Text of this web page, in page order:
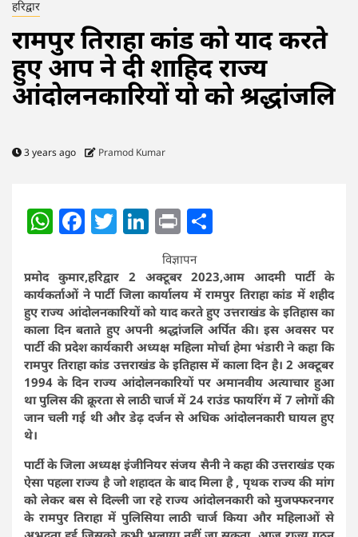
हरिद्वार
रामपुर तिराहा कांड को याद करते
हुए आप ने दी शाहिद राज्य
आंदोलनकारियों यो को श्रद्धांजलि
3 years ago Pramod Kumar
WhatsApp
Facebook
Twitter
LinkedIn
Print
विज्ञापन
प्रमोद कुमार,हरिद्वार 2 अक्टूबर 2023,आम आदमी पार्टी के
कार्यकर्ताओं ने पार्टी जिला कार्यालय में रामपुर तिराहा कांड में शहीद
हुए राज्य आंदोलनकारियों को याद करते हुए उत्तराखंड के इतिहास का
काला दिन बताते हुए अपनी श्रद्धांजलि अर्पित की। इस अवसर पर
पार्टी की प्रदेश कार्यकारी अध्यक्ष महिला मोर्चा हेमा भंडारी ने कहा कि
रामपुर तिराहा कांड उत्तराखंड के इतिहास में काला दिन है। 2 अक्टूबर
1994 के दिन राज्य आंदोलनकारियों पर अमानवीय अत्याचार हुआ
था पुलिस की क्रूरता से लाठी चार्ज में 24 राउंड फायरिंग में 7 लोगों की
जान चली गई थी और डेढ़ दर्जन से अधिक आंदोलनकारी घायल हुए
थे।
पार्टी के जिला अध्यक्ष इंजीनियर संजय सैनी ने कहा की उत्तराखंड एक
ऐसा पहला राज्य है जो शहादत के बाद मिला है , पृथक राज्य की मांग
को लेकर बस से दिल्ली जा रहे राज्य आंदोलनकारी को मुजफ्फरनगर
के रामपुर तिराहा में पुलिसिया लाठी चार्ज किया और महिलाओं से